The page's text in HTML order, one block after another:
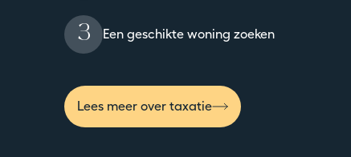
3 Een geschikte woning zoeken
Lees meer over taxatie